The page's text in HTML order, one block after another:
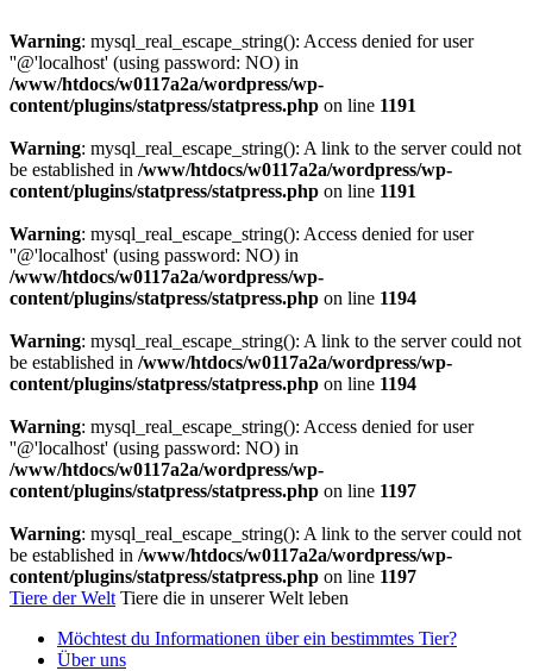
Warning: mysql_real_escape_string(): Access denied for user
''@'localhost' (using password: NO) in
/www/htdocs/w0117a2a/wordpress/wp-
content/plugins/statpress/statpress.php on line 1191
Warning: mysql_real_escape_string(): A link to the server could not
be established in /www/htdocs/w0117a2a/wordpress/wp-
content/plugins/statpress/statpress.php on line 1191
Warning: mysql_real_escape_string(): Access denied for user
''@'localhost' (using password: NO) in
/www/htdocs/w0117a2a/wordpress/wp-
content/plugins/statpress/statpress.php on line 1194
Warning: mysql_real_escape_string(): A link to the server could not
be established in /www/htdocs/w0117a2a/wordpress/wp-
content/plugins/statpress/statpress.php on line 1194
Warning: mysql_real_escape_string(): Access denied for user
''@'localhost' (using password: NO) in
/www/htdocs/w0117a2a/wordpress/wp-
content/plugins/statpress/statpress.php on line 1197
Warning: mysql_real_escape_string(): A link to the server could not
be established in /www/htdocs/w0117a2a/wordpress/wp-
content/plugins/statpress/statpress.php on line 1197
Tiere der Welt Tiere die in unserer Welt leben
Möchtest du Informationen über ein bestimmtes Tier?
Über uns